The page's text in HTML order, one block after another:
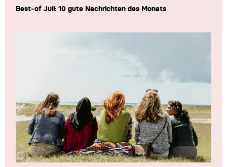
Best-of Juli: 10 gute Nachrichten des Monats